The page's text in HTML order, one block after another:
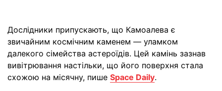
Дослідники припускають, що Камоалева є
звичайним космічним каменем — уламком
далекого сімейства астероїдів. Цей камінь зазнав
вивітрювання настільки, що його поверхня стала
схожою на місячну, пише Space Daily.